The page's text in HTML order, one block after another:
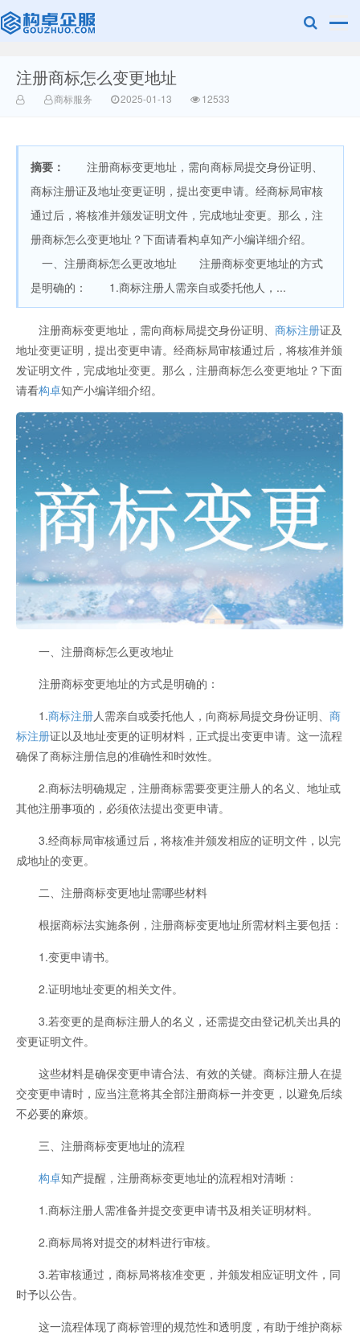
赣州乐融知识
产权有限公司
注册商标怎么变更地址
商标服务 2025-01-13 12533
摘要：
注册商标变更地址，需向商标局提交身份证明、
商标注册证及地址变更证明，提出变更申请。经商标局审核
通过后，将核准并颁发证明文件，完成地址变更。那么，注
册商标怎么变更地址？下面请看构卓知产小编详细介绍。
一、注册商标怎么更改地址 注册商标变更地址的方式
是明确的： 1.商标注册人需亲自或委托他人，...
注册商标变更地址，需向商标局提交身份证明、 商标注册证及
地址变更证明，提出变更申请。经商标局审核通过后，将核准并颁
发证明文件，完成地址变更。那么，注册商标怎么变更地址？下面
请看构卓知产小编详细介绍。
一、注册商标怎么更改地址
注册商标变更地址的方式是明确的：
1.商标注册人需亲自或委托他人，向商标局提交身份证明、 商
标注册证以及地址变更的证明材料，正式提出变更申请。这一流程
确保了商标注册信息的准确性和时效性。
2.商标法明确规定，注册商标需要变更注册人的名义、地址或
其他注册事项的，必须依法提出变更申请。
3.经商标局审核通过后，将核准并颁发相应的证明文件，以完
成地址的变更。
二、注册商标变更地址需哪些材料
根据商标法实施条例，注册商标变更地址所需材料主要包括：
1.变更申请书。
2.证明地址变更的相关文件。
3.若变更的是商标注册人的名义，还需提交由登记机关出具的
变更证明文件。
这些材料是确保变更申请合法、有效的关键。商标注册人在提
交变更申请时，应当注意将其全部注册商标一并变更，以避免后续
不必要的麻烦。
三、注册商标变更地址的流程
构卓知产提醒，注册商标变更地址的流程相对清晰：
1.商标注册人需准备并提交变更申请书及相关证明材料。
2.商标局将对提交的材料进行审核。
3.若审核通过，商标局将核准变更，并颁发相应证明文件，同
时予以公告。
这一流程体现了商标管理的规范性和透明度，有助于维护商标